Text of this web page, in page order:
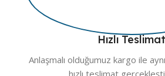
Hızlı Teslimat
Anlaşmalı olduğumuz kargo ile
hızlı teslimat